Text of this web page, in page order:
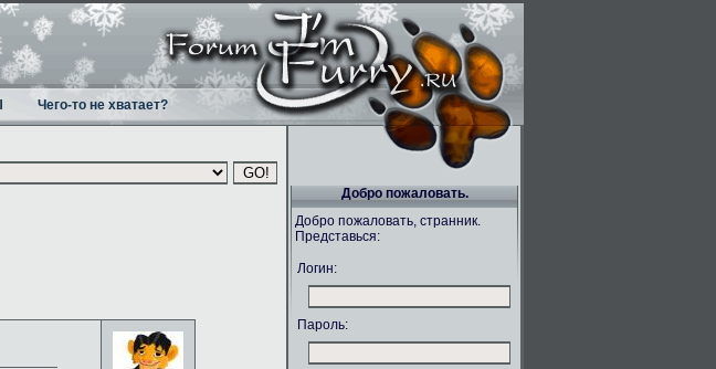
Чего-то не хватает?
Добро пожаловать.
Добро пожаловать, странник.
Представься:
Логин:
Пароль: